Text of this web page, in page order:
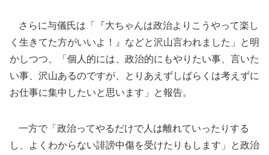
さらに与儀氏は「『大ちゃんは政治よりこうやって楽し
く生きてた方がいいよ！』などと沢山言われました」と明
かしつつ、「個人的には、政治的にもやりたい事、言いた
い事、沢山あるのですが、とりあえずしばらくは考えずに
お仕事に集中したいと思います」と報告。
一方で「政治ってやるだけで人は離れていったりする
し、よくわからない誹謗中傷を受けたりもします」と政治